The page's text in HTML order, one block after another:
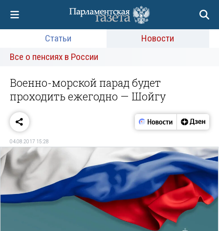
Статьи
Новости
Все о пенсиях в России
Военно-морской парад будет
проходить ежегодно — Шойгу
04.08.2017 15:28